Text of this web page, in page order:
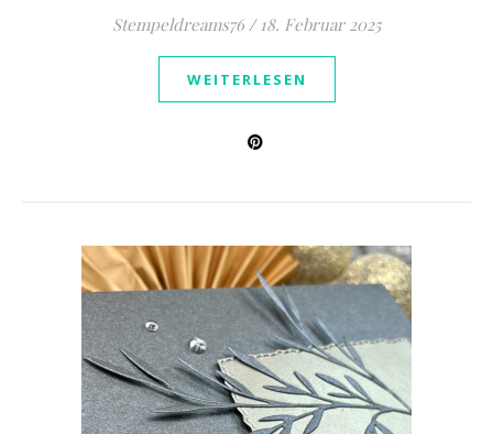
Stempeldreams76 / 18. Februar 2025
WEITERLESEN